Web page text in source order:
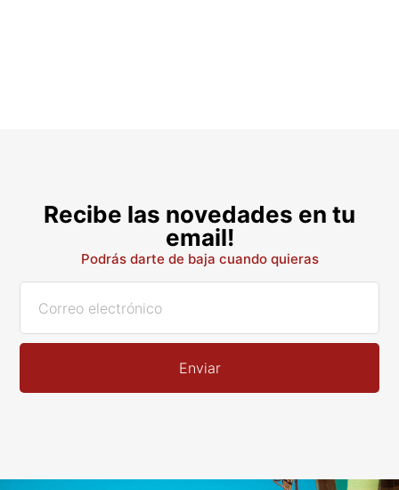
Recibe las novedades en tu
email!
Podrás darte de baja cuando quieras
Enviar